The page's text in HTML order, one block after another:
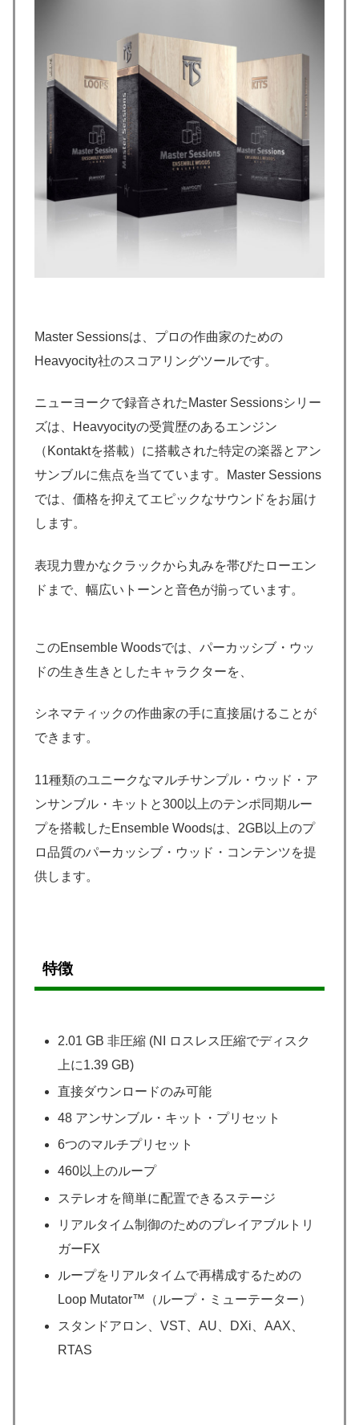
Master Sessionsは、プロの作曲家のための
Heavyocity社のスコアリングツールです。
ニューヨークで録音されたMaster Sessionsシリー
ズは、Heavyocityの受賞歴のあるエンジン
（Kontaktを搭載）に搭載された特定の楽器とアン
サンブルに焦点を当てています。Master Sessions
では、価格を抑えてエピックなサウンドをお届け
します。
表現力豊かなクラックから丸みを帯びたローエン
ドまで、幅広いトーンと音色が揃っています。
このEnsemble Woodsでは、パーカッシブ・ウッ
ドの生き生きとしたキャラクターを、
シネマティックの作曲家の手に直接届けることが
できます。
11種類のユニークなマルチサンプル・ウッド・ア
ンサンブル・キットと300以上のテンポ同期ルー
プを搭載したEnsemble Woodsは、2GB以上のプ
ロ品質のパーカッシブ・ウッド・コンテンツを提
供します。
特徴
2.01 GB 非圧縮 (NI ロスレス圧縮でディスク
上に1.39 GB)
直接ダウンロードのみ可能
48 アンサンブル・キット・プリセット
6つのマルチプリセット
460以上のループ
ステレオを簡単に配置できるステージ
リアルタイム制御のためのプレイアブルトリ
ガーFX
ループをリアルタイムで再構成するための
Loop Mutator™（ループ・ミューテーター）
スタンドアロン、VST、AU、DXi、AAX、
RTAS